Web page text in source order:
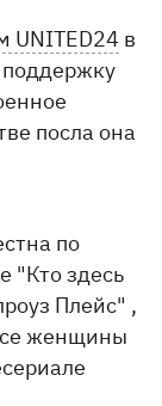
UNITED24 в
поддержку
посла она
по
"Кто здесь
Плейс" ,
женщины